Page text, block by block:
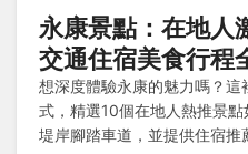
永康景點：在地人
交通住宿美食行程
想深度體驗永康的魅力嗎？
式，精選10個在地人熱推景
堤岸腳踏車道，並提供住宿推